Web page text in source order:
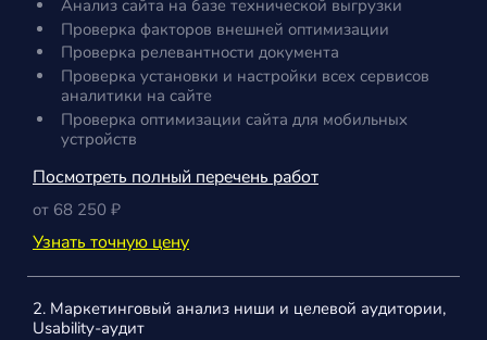
Анализ сайта на базе технической выгрузки
Проверка факторов внешней оптимизации
Проверка релевантности документа
Проверка установки и настройки всех сервисов
аналитики на сайте
Проверка оптимизации сайта для мобильных
устройств
Посмотреть полный перечень работ
от 68 250 ₽
Узнать точную цену
2. Маркетинговый анализ ниши и целевой аудитории,
Usability-аудит